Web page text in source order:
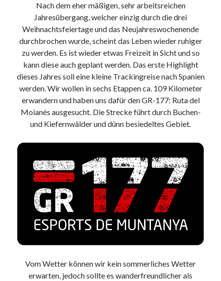
Leben 2.0 Reloaded (?)
18. November 2018
icinga critical/config: Error: Stack overflow while evaluating expression:
Recursion level too deep.
1. April 2018
Winterhüttentour 2018
9. März 2018
Neueste Kommentare
zu the wink of nintendo DS lite
JanzuVGN-P11Z auf SSD
MarlonzuVGN-P11Z auf SSD
Kategorien
Aktion
Gadgets
Nützliches
Nach dem eher mäßigen, sehr arbeitsreichen
Jahresübergang, welcher einzig durch die drei
Weihnachtsfeiertage und das Neujahreswochenende
durchbrochen wurde, scheint das Leben wieder ruhiger
zu werden. Es ist wieder etwas Freizeit in Sicht und so
kann diese auch geplant werden. Das erste Highlight
dieses Jahres soll eine kleine Trackingreise nach Spanien
werden. Wir wollen in sechs Etappen ca. 109 Kilometer
erwandern und haben uns dafür den GR-177: Ruta del
Moianés ausgesucht. Die Strecke führt durch Buchen-
und Kiefernwälder und dünn besiedeltes Gebiet.
Vom Wetter können wir kein sommerliches Wetter
erwarten, jedoch sollte es wanderfreundlicher als